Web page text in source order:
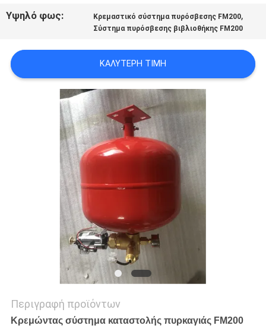
SITEMAP
PRIVACY
POLICY
Υψηλό φως: Κρεμαστικό σύστημα πυρόσβεσης FM200,
Σύστημα πυρόσβεσης βιβλιοθήκης FM200
ΚΑΛΎΤΕΡΗ ΤΙΜΉ
Περιγραφή προϊόντων
Κρεμώντας σύστημα καταστολής πυρκαγιάς FM200